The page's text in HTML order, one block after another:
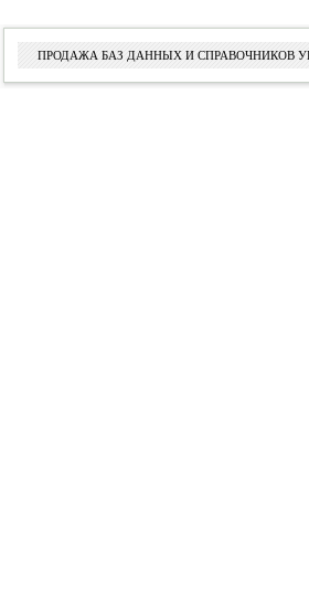
ПРОДАЖА БАЗ ДАННЫХ И СПРАВОЧНИКОВ